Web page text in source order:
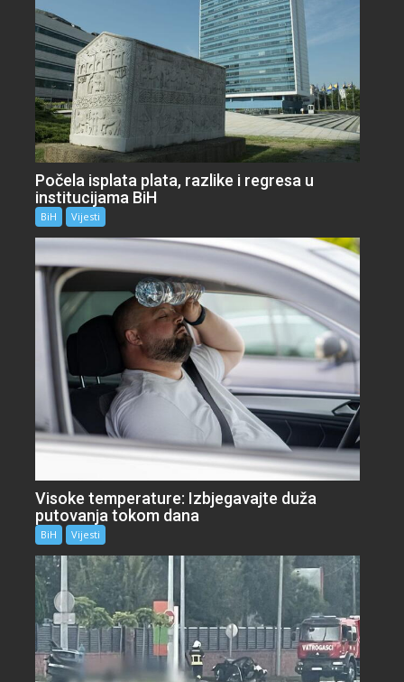
Počela isplata plata, razlike i regresa u
institucijama BiH
BiH Vijesti
Visoke temperature: Izbjegavajte duža
putovanja tokom dana
BiH Vijesti